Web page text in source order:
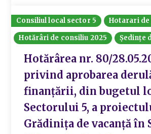
Consiliul local sector 5
Hotarari
Hotărâri de consiliu 2025
Ședințe
Hotărârea nr. 80/
privind aprobarea
finanțării, din bugetul
Sectorului 5, a
Grădinița de vacanță în